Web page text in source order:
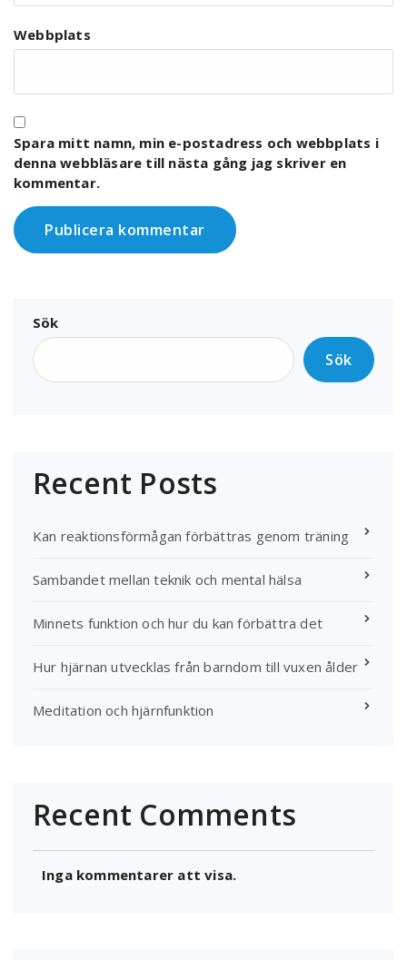
Webbplats
Spara mitt namn, min e-postadress och webbplats i
denna webbläsare till nästa gång jag skriver en
kommentar.
Sök
Sök
Recent Posts
Kan reaktionsförmågan förbättras genom träning
Sambandet mellan teknik och mental hälsa
Minnets funktion och hur du kan förbättra det
Hur hjärnan utvecklas från barndom till vuxen ålder
Meditation och hjärnfunktion
Recent Comments
Inga kommentarer att visa.